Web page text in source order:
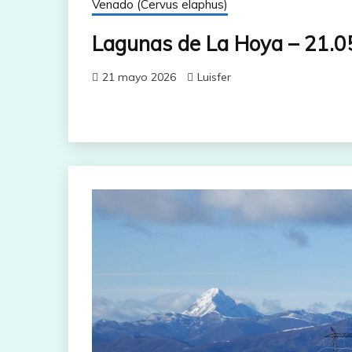
Venado (Cervus elaphus)
Lagunas de La Hoya –
21 mayo 2026 Luisfer